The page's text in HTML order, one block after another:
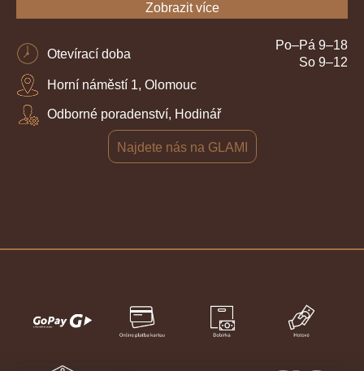
Zobrazit více
Otevírací doba
Po–Pá 9–18
So 9–12
Horní náměstí 1, Olomouc
Odborné poradenství, Hodinář
Najdete nás na GLAMI